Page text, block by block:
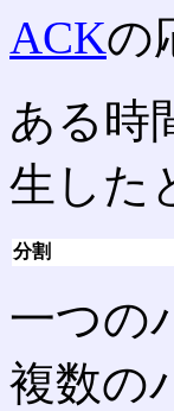
ACKの
ある時
生した
分割
一つの
複数の